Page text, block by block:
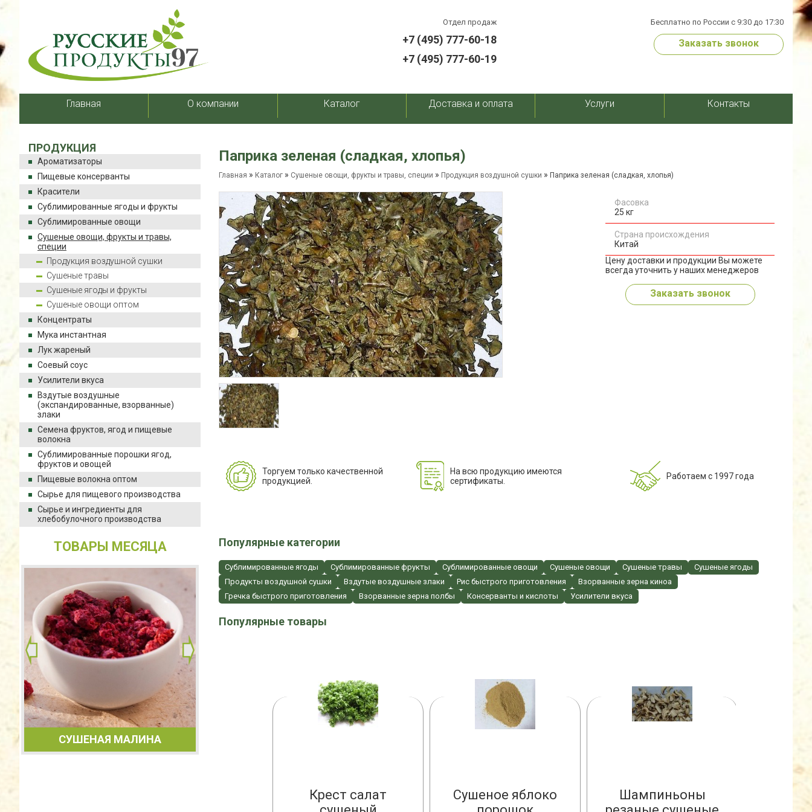
Отдел продаж
+7 (495) 777-60-18
+7 (495) 777-60-19
Бесплатно по России с 9:30 до 17:30
Заказать звонок
Главная О компании Каталог Доставка и оплата Услуги Контакты
ПРОДУКЦИЯ
Ароматизаторы
Пищевые консерванты
Красители
Сублимированные ягоды и фрукты
Сублимированные овощи
Сушеные овощи, фрукты и травы,
специи
Продукция воздушной сушки
Сушеные травы
Сушеные ягоды и фрукты
Сушеные овощи оптом
Концентраты
Мука инстантная
Лук жареный
Соевый соус
Усилители вкуса
Вздутые воздушные
(экспандированные, взорванные)
злаки
Семена фруктов, ягод и пищевые
волокна
Сублимированные порошки ягод,
фруктов и овощей
Пищевые волокна оптом
Сырье для пищевого производства
Сырье и ингредиенты для
хлебобулочного производства
ТОВАРЫ МЕСЯЦА
СУШЕНАЯ МАЛИНА
САХАРНЫЙ КОЛЕР
СУБЛИМИРОВАННАЯ КЛУБНИКА
Паприка зеленая (сладкая, хлопья)
Главная » Каталог » Сушеные овощи, фрукты и травы, специи » Продукция воздушной сушки » Паприка зеленая (сладкая, хлопья)
Фасовка
25 кг
Страна происхождения
Китай
Цену доставки и продукции Вы можете
всегда уточнить у наших менеджеров
Заказать звонок
Торгуем только качественной
продукцией.
На всю продукцию имеются
сертификаты.
Работаем с 1997 года
Популярные категории
Сублимированные ягоды Сублимированные фрукты Сублимированные овощи Сушеные овощи Сушеные травы
Сушеные ягоды
Продукты воздушной сушки
Вздутые воздушные злаки Рис быстрого приготовления
Взорванные зерна киноа
Гречка быстрого приготовления
Взорванные зерна полбы Консерванты и кислоты Усилители вкуса
Популярные товары
Морковь,
Крест салат
Сушеное яблоко
Шампиньоны